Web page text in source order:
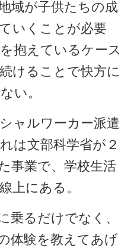
域が子供たちの成
いくことが必要
抱えているケース
けることで快方に
い。
ャルワーカー派遣
は文部科学省が２
事業で、学校生活
上にある。
乗るだけでなく、
体験を教えてあげ